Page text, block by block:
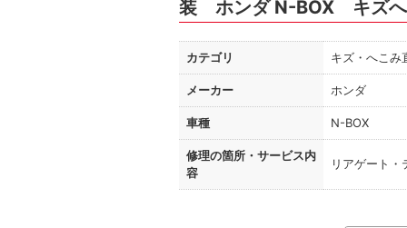
装 ホンダ N-BOX キズ
カテゴリ キズ・へこみ
メーカー ホンダ
車種 N-BOX
修理の箇所・ サービス内
容
リアゲート・